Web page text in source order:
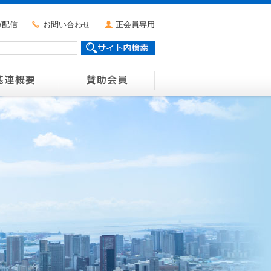
配信 お問い合わせ 正会員専用